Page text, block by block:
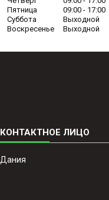
Пятница
09:00
17:00
Суббота
Выходной
Воскресенье
Выходной
Дания